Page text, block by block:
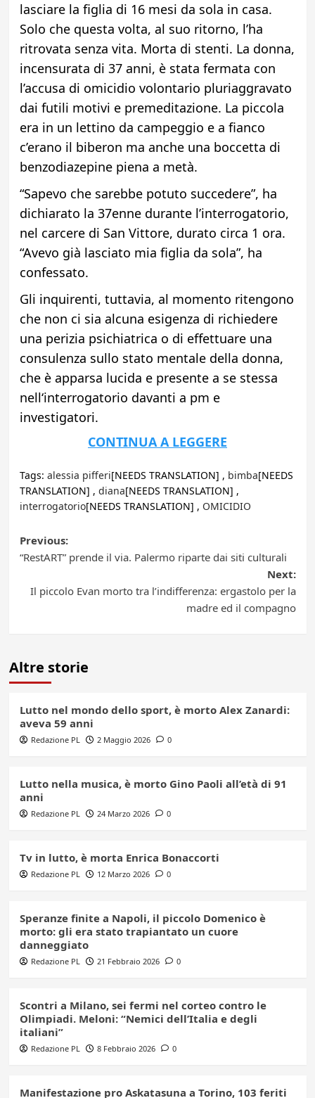
lasciare la figlia di 16 mesi da sola in casa.
Solo che questa volta, al suo ritorno, l’ha
ritrovata senza vita. Morta di stenti. La donna,
incensurata di 37 anni, è stata fermata con
l’accusa di omicidio volontario pluriaggravato
dai futili motivi e premeditazione. La piccola
era in un lettino da campeggio e a fianco
c’erano il biberon ma anche una boccetta di
benzodiazepine piena a metà.
“Sapevo che sarebbe potuto succedere”, ha
dichiarato la 37enne durante l’interrogatorio,
nel carcere di San Vittore, durato circa 1 ora.
“Avevo già lasciato mia figlia da sola”, ha
confessato.
Gli inquirenti, tuttavia, al momento ritengono
che non ci sia alcuna esigenza di richiedere
una perizia psichiatrica o di effettuare una
consulenza sullo stato mentale della donna,
che è apparsa lucida e presente a se stessa
nell‘interrogatorio davanti a pm e
investigatori.
CONTINUA A LEGGERE
Tags: alessia pifferi[NEEDS TRANSLATION] , bimba[NEEDS
TRANSLATION] , diana[NEEDS TRANSLATION] ,
interrogatorio[NEEDS TRANSLATION] , OMICIDIO
Post
navigation
Previous:
“RestART” prende il via. Palermo riparte dai siti culturali
Next:
Il piccolo Evan morto tra l’indifferenza: ergastolo per la
madre ed il compagno
Altre storie
Lutto nel mondo dello sport, è morto Alex Zanardi:
aveva 59 anni
Redazione PL 2 Maggio 2026 0
Lutto nella musica, è morto Gino Paoli all’età di 91
anni
Redazione PL 24 Marzo 2026 0
Tv in lutto, è morta Enrica Bonaccorti
Redazione PL 12 Marzo 2026 0
Speranze finite a Napoli, il piccolo Domenico è
morto: gli era stato trapiantato un cuore
danneggiato
Redazione PL 21 Febbraio 2026 0
Scontri a Milano, sei fermi nel corteo contro le
Olimpiadi. Meloni: “Nemici dell’Italia e degli
italiani”
Redazione PL 8 Febbraio 2026 0
Manifestazione pro Askatasuna a Torino, 103 feriti